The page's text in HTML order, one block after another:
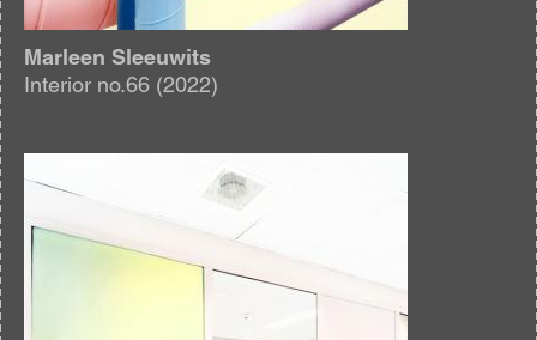
Marleen Sleeuwits
Interior no.66 (2022)